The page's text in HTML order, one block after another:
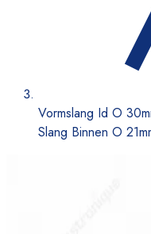
Vormslang Id O
Slang Binnen O